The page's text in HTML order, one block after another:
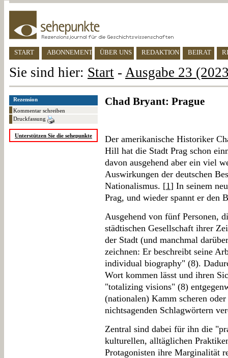
START ABONNEMENT ÜBER UNS REDAKTION BEIRAT
Sie sind hier: Start - Ausgabe 23
Rezension
Kommentar schreiben
Druckfassung
Unterstützen Sie die sehepunkte
Chad Bryant: Prague
Der amerikanische Historiker
Hill hat die Stadt Prag schon
davon ausgehend aber ein viel
Auswirkungen der deutschen
Nationalismus. [1] In seinem
Prag, und wieder spannt er den
Ausgehend von fünf Personen,
städtischen Gesellschaft ihrer
der Stadt (und manchmal
zeichnen: Er beschreibt seine
individual biography" (8).
Wort kommen lässt und ihren
"totalizing visions" (8)
(nationalen) Kamm scheren
nichtsagenden Schlagwörtern
Zentral sind dabei für ihn die
kulturellen, alltäglichen
Protagonisten ihre Marginalität